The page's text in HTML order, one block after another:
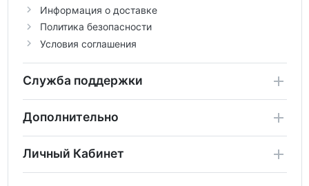
Информация о доставке
Политика безопасности
Условия соглашения
Служба поддержки
Дополнительно
Личный Кабинет